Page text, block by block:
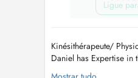
Ligue
Kinésithérapeute/
Daniel has Expertise in
Therapy (Inomt) -